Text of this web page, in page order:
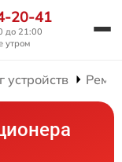
20-41
до 21:00
утром
устройств